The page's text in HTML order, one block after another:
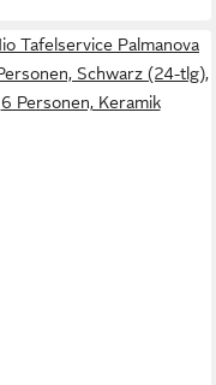
Tafelservice Palmanova
Schwarz (24-tlg),
6 Personen, Keramik